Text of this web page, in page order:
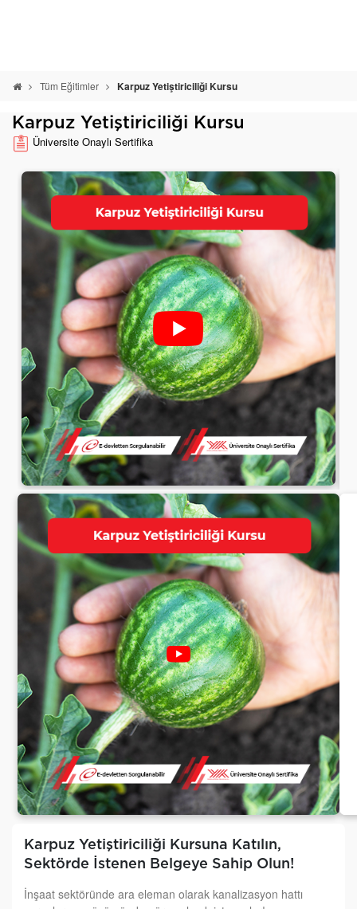
Tüm Eğitimler Karpuz Yetiştiriciliği Kursu
Karpuz Yetiştiriciliği Kursu
Üniversite Onaylı Sertifika
Karpuz Yetiştiriciliği Kursuna Katılın,
Sektörde İstenen Belgeye Sahip Olun!
İnşaat sektöründe ara eleman olarak kanalizasyon hattı